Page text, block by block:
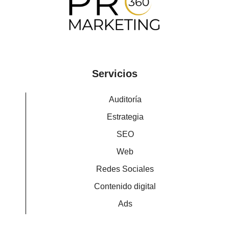
Servicios
Auditoría
Estrategia
SEO
Web
Redes Sociales
Contenido digital
Ads